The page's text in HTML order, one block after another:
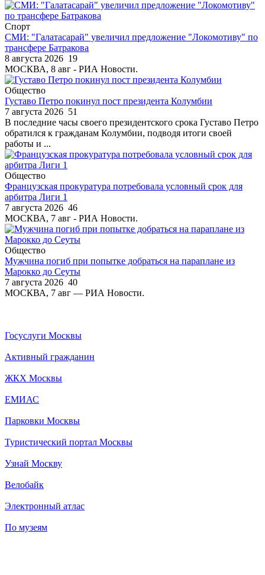
Спорт
СМИ: "Галатасарай" увеличил предложение "Локомотиву" по
трансфере Батракова
8 августа 2026 19
МОСКВА, 8 авг - РИА Новости.
Общество
Густаво Петро покинул пост президента Колумбии
7 августа 2026 51
В последние часы своего президентского срока Густаво Петро
обратился к гражданам Колумбии, подводя итоги своей
работы и ...
Общество
Французская прокуратура потребовала условный срок для
арбитра Лиги 1
7 августа 2026 46
МОСКВА, 7 авг - РИА Новости.
Общество
Мужчина погиб при попытке добраться на параплане из
Марокко до Сеуты
7 августа 2026 40
МОСКВА, 7 авг — РИА Новости.
Госуслуги Москвы
Активный гражданин
ЖКХ Москвы
ЕМИАС
Парковки Москвы
Туристический портал Москвы
Узнай Москву
Велобайк
Электронный атлас
По музеям